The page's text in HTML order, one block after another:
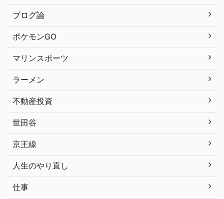
ブログ論
ポケモンGO
マリンスポーツ
ラーメン
不動産投資
世田谷
京王線
人生のやり直し
仕事